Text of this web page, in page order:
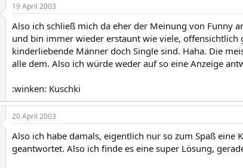
19 April 2003
Also ich schließ mich da eher der Meinung von Funny
und bin immer wieder erstaunt wie viele,
kinderliebende Männer doch Single sind. Haha. Die
alle dem. Also ich würde weder auf so eine Anzeige
:winken: Kuschki
20 April 2003
Also ich habe damals, eigentlich nur so zum Spaß
geantwortet. Also ich finde es eine super Lösung,